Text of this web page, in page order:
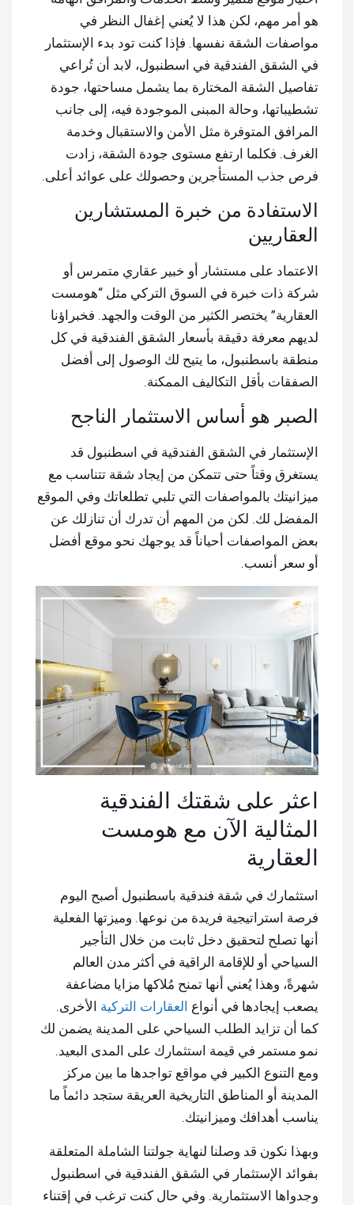
هو أمر مهم، لكن هذا لا يُعني إغفال النظر في
مواصفات الشقة نفسها. فإذا كنت تود بدء الإستثمار
في الشقق الفندقية في اسطنبول، لابد أن تُراعي
تفاصيل الشقة المختارة بما يشمل مساحتها، جودة
تشطيباتها، وحالة المبنى الموجودة فيه، إلى جانب
المرافق المتوفرة مثل الأمن والاستقبال وخدمة
الغرف. فكلما ارتفع مستوى جودة الشقة، زادت
فرص جذب المستأجرين وحصولك على عوائد أعلى.
الاستفادة من خبرة المستشارين
العقاريين
الاعتماد على مستشار أو خبير عقاري متمرس أو
شركة ذات خبرة في السوق التركي مثل “هومست
العقارية” يختصر الكثير من الوقت والجهد. فخبراؤنا
لديهم معرفة دقيقة بأسعار الشقق الفندقية في كل
منطقة باسطنبول، ما يتيح لك الوصول إلى أفضل
الصفقات بأقل التكاليف الممكنة.
الصبر هو أساس الاستثمار الناجح
الإستثمار في الشقق الفندقية في اسطنبول قد
يستغرق وقتاً حتى تتمكن من إيجاد شقة تتناسب مع
ميزانيتك بالمواصفات التي تلبي تطلعاتك وفي الموقع
المفضل لك. لكن من المهم أن تدرك أن تنازلك عن
بعض المواصفات أحياناً قد يوجهك نحو موقع أفضل
أو سعر أنسب.
اعثر على شقتك الفندقية
المثالية الآن مع هومست
العقارية
استثمارك في شقة فندقية باسطنبول أصبح اليوم
فرصة استراتيجية فريدة من نوعها. وميزتها الفعلية
أنها تصلح لتحقيق دخل ثابت من خلال التأجير
السياحي أو للإقامة الراقية في أكثر مدن العالم
شهرةً، وهذا يُعني أنها تمنح مُلاكها مزايا مضاعفة
يصعب إيجادها في أنواع العقارات التركية الأخرى.
كما أن تزايد الطلب السياحي على المدينة يضمن لك
نمو مستمر في قيمة استثمارك على المدى البعيد.
ومع التنوع الكبير في مواقع تواجدها ما بين مركز
المدينة أو المناطق التاريخية العريقة ستجد دائماً ما
يناسب أهدافك وميزانيتك.
وبهذا نكون قد وصلنا لنهاية جولتنا الشاملة المتعلقة
بفوائد الإستثمار في الشقق الفندقية في اسطنبول
وجدواها الاستثمارية. وفي حال كنت ترغب في إقتناء